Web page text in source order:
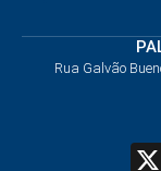
Rua Galvão